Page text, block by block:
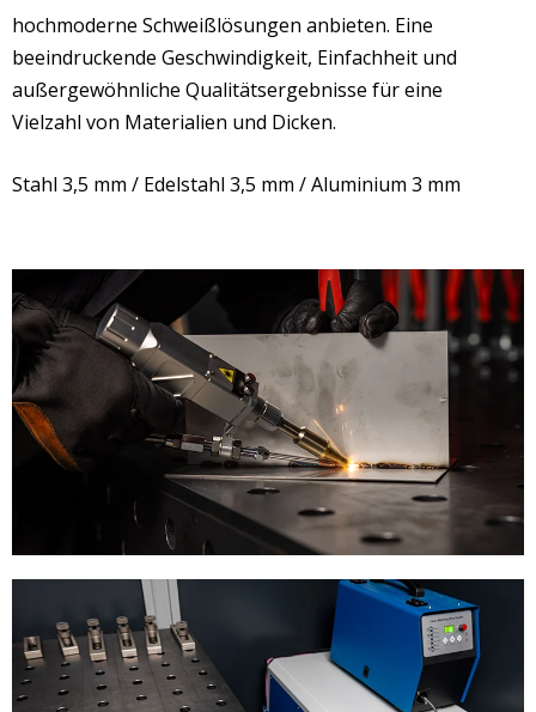
hochmoderne Schweißlösungen anbieten. Eine
beeindruckende Geschwindigkeit, Einfachheit und
außergewöhnliche Qualitätsergebnisse für eine
Vielzahl von Materialien und Dicken.
Stahl 3,5 mm / Edelstahl 3,5 mm / Aluminium 3 mm